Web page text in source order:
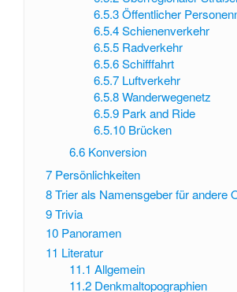
6.5.3 Öffentlicher
6.5.4 Schienenverkehr
6.5.5 Radverkehr
6.5.6 Schifffahrt
6.5.7 Luftverkehr
6.5.8 Wanderwegenetz
6.5.9 Park and Ride
6.5.10 Brücken
6.6 Konversion
7 Persönlichkeiten
8Trier als Namensgeber für andere
9Trivia
10 Panoramen
11 Literatur
11.1 Allgemein
11.2 Denkmaltopographien